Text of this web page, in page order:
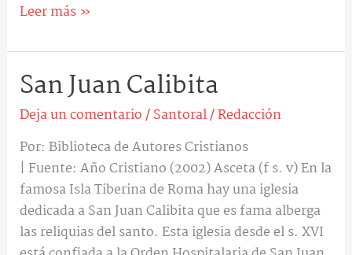
Leer más »
San Juan Calibita
Deja un comentario/Santoral/Redacción
Por: Biblioteca de Autores Cristianos
| Fuente: Año Cristiano (2002) Asceta (f s. v) En la
famosa Isla Tiberina de Roma hay una iglesia
dedicada a San Juan Calibita que es fama alberga
las reliquias del santo. Esta iglesia desde el s. XVI
San
Calibita